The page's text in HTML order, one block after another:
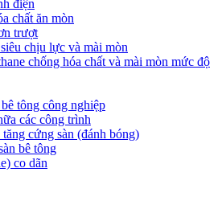
điện
chất ăn mòn
trượt
chịu lực và mài mòn
chống hóa chất và mài mòn mức độ
tông công nghiệp
các công trình
cứng sàn (đánh bóng)
bê tông
co dãn